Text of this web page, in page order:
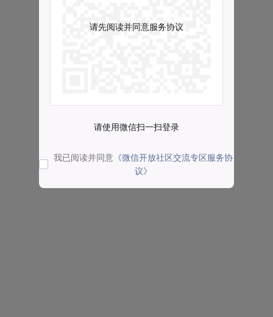
请先阅读并同意服务协议
请使用微信扫一扫登录
我已阅读并同意 《微信开放社区交流专区服务协
议》